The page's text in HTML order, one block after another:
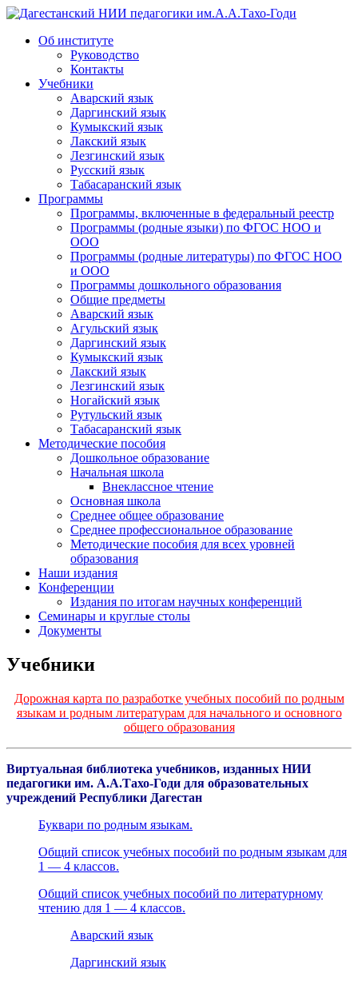
Дагестанский НИИ педагогики им.А.А.Тахо-Годи
Об институте
Руководство
Контакты
Учебники
Аварский язык
Даргинский язык
Кумыкский язык
Лакский язык
Лезгинский язык
Русский язык
Табасаранский язык
Программы
Программы, включенные в федеральный реестр
Программы (родные языки) по ФГОС НОО и
ООО
Программы (родные литературы) по ФГОС НОО
и ООО
Программы дошкольного образования
Общие предметы
Аварский язык
Агульский язык
Даргинский язык
Кумыкский язык
Лакский язык
Лезгинский язык
Ногайский язык
Рутульский язык
Табасаранский язык
Методические пособия
Дошкольное образование
Начальная школа
Внеклассное чтение
Основная школа
Среднее общее образование
Среднее профессиональное образование
Методические пособия для всех уровней
образования
Наши издания
Конференции
Издания по итогам научных конференций
Семинары и круглые столы
Документы
Учебники
Дорожная карта по разработке учебных пособий по родным
языкам и родным литературам для начального и основного
общего образования
Виртуальная библиотека учебников, изданных НИИ
педагогики им. А.А.Тахо-Годи для образовательных
учреждений Республики Дагестан
Буквари по родным языкам.
Общий список учебных пособий по родным языкам для
1 — 4 классов.
Общий список учебных пособий по литературному
чтению для 1 — 4 классов.
Аварский язык
Даргинский язык